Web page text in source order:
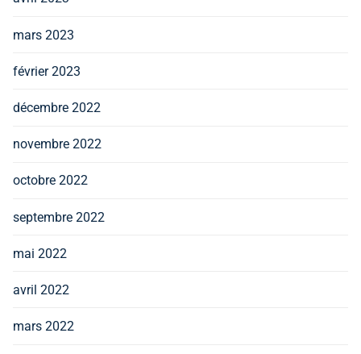
mars 2023
février 2023
décembre 2022
novembre 2022
octobre 2022
septembre 2022
mai 2022
avril 2022
mars 2022